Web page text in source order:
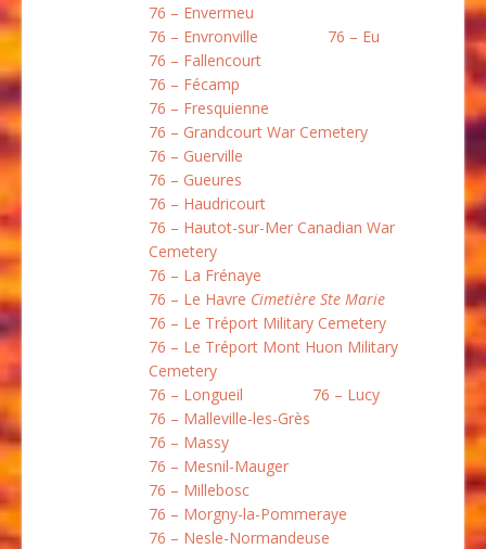
76 – Envermeu
76 – Envronville
76 – Eu
76 – Fallencourt
76 – Fécamp
76 – Fresquienne
76 – Grandcourt War Cemetery
76 – Guerville
76 – Gueures
76 – Haudricourt
76 – Hautot-sur-Mer Canadian War
Cemetery
76 – La Frénaye
76 – Le Havre Cimetière Ste Marie
76 – Le Tréport Military Cemetery
76 – Le Tréport Mont Huon Military
Cemetery
76 – Longueil
76 – Lucy
76 – Malleville-les-Grès
76 – Massy
76 – Mesnil-Mauger
76 – Millebosc
76 – Morgny-la-Pommeraye
76 – Nesle-Normandeuse